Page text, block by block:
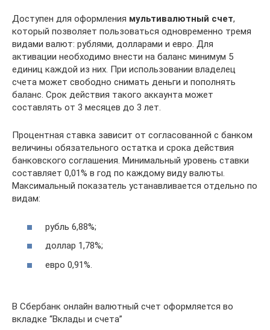
Доступен для оформления мультивалютный счет,
который позволяет пользоваться одновременно тремя
видами валют: рублями, долларами и евро. Для
активации необходимо внести на баланс минимум 5
единиц каждой из них. При использовании владелец
счета может свободно снимать деньги и пополнять
баланс. Срок действия такого аккаунта может
составлять от 3 месяцев до 3 лет.
Процентная ставка зависит от согласованной с банком
величины обязательного остатка и срока действия
банковского соглашения. Минимальный уровень ставки
составляет 0,01% в год по каждому виду валюты.
Максимальный показатель устанавливается отдельно по
видам:
рубль 6,88%;
доллар 1,78%;
евро 0,91%.
В Сбербанк онлайн валютный счет оформляется во
вкладке “Вклады и счета”